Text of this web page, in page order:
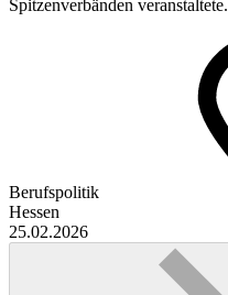
Spitzenverbänden veranstaltete.
Berufspolitik
Hessen
25.02.2026